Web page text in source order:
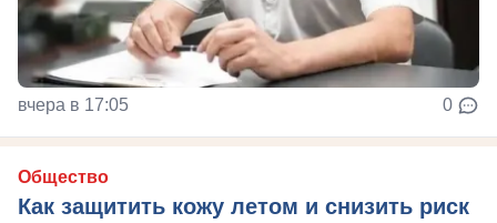
вчера в 17:05 0
Общество
Как защитить кожу летом и снизить риск